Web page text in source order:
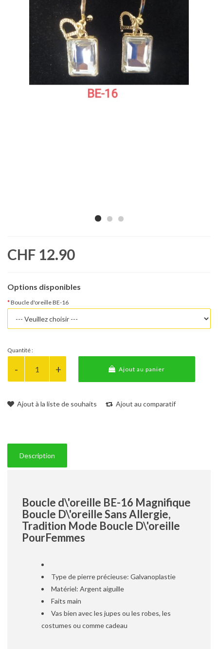
CHF 12.90
Options disponibles
Boucle d'oreille BE-16
Quantité :
Ajout au panier
Ajout à la liste de souhaits Ajout au comparatif
Description
Boucle d\'oreille BE-16 Magnifique
Boucle D\'oreille Sans Allergie,
Tradition Mode Boucle D\'oreille
PourFemmes
Type de pierre précieuse: Galvanoplastie
Matériel: Argent aiguille
Faits main
Vas bien avec les jupes ou les robes, les
costumes ou comme cadeau